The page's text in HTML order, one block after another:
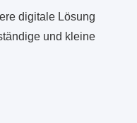
digitale Lösung
und kleine